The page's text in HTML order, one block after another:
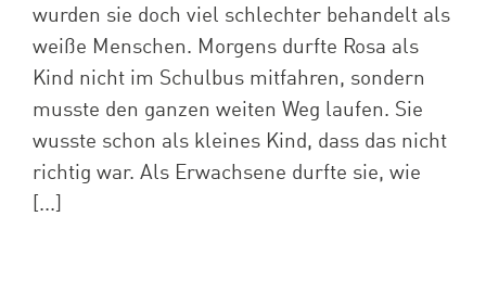
wurden sie doch viel schlechter behandelt als
weiße Menschen. Morgens durfte Rosa als
Kind nicht im Schulbus mitfahren, sondern
musste den ganzen weiten Weg laufen. Sie
wusste schon als kleines Kind, dass das nicht
richtig war. Als Erwachsene durfte sie, wie
[...]